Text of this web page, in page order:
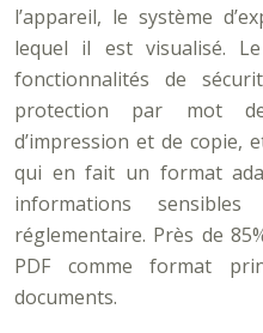
l’appareil, le système
lequel il est visualisé.
fonctionnalités de
protection par mot
d’impression et de copie,
qui en fait un format
informations
réglementaire. Près de
PDF comme format
documents.